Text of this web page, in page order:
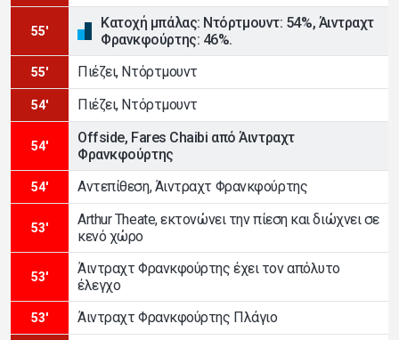
55'
Κατοχή μπάλας: Ντόρτμουντ: 54%, Άιντραχτ
Φρανκφούρτης: 46%.
55' Πιέζει, Ντόρτμουντ
54' Πιέζει, Ντόρτμουντ
54'
Offside, Fares Chaibi από Άιντραχτ
Φρανκφούρτης
54' Αντεπίθεση, Άιντραχτ Φρανκφούρτης
53'
Arthur Theate, εκτονώνει την πίεση και διώχνει σε
κενό χώρο
53'
Άιντραχτ Φρανκφούρτης έχει τον απόλυτο
έλεγχο
53' Άιντραχτ Φρανκφούρτης Πλάγιο